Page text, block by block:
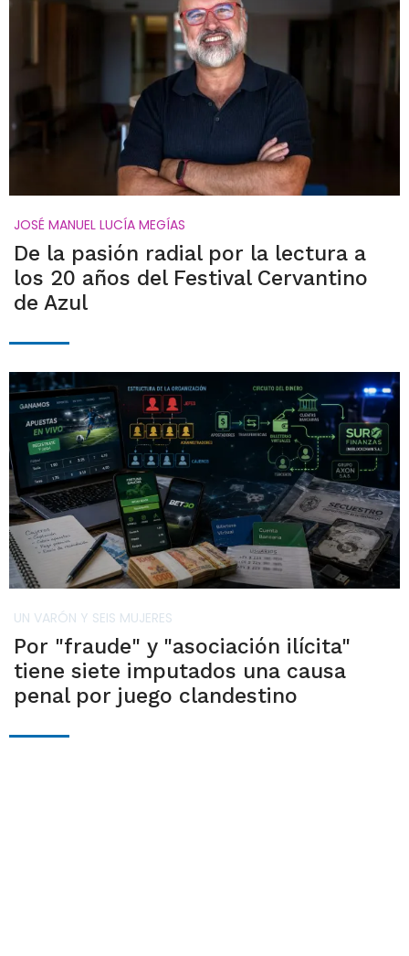
JOSÉ MANUEL LUCÍA MEGÍAS
De la pasión radial por la lectura a
los 20 años del Festival Cervantino
de Azul
UN VARÓN Y SEIS MUJERES
Por "fraude" y "asociación ilícita"
tiene siete imputados una causa
penal por juego clandestino